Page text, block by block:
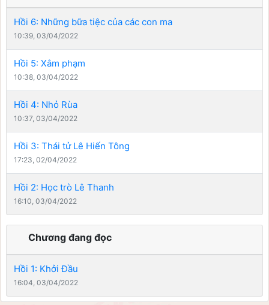
Hồi 6: Những bữa tiệc của các con ma
10:39, 03/04/2022
Hồi 5: Xâm phạm
10:38, 03/04/2022
Hồi 4: Nhỏ Rùa
10:37, 03/04/2022
Hồi 3: Thái tử Lê Hiến Tông
17:23, 02/04/2022
Hồi 2: Học trò Lê Thanh
16:10, 03/04/2022
Chương đang đọc
Hồi 1: Khởi Đầu
16:04, 03/04/2022